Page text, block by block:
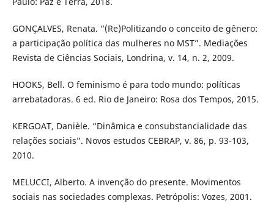
GONÇALVES, Renata. “(Re)Politizando o conceito de gênero:
a participação política das mulheres no MST”. Mediações
Revista de Ciências Sociais, Londrina, v. 14, n. 2, 2009.
HOOKS, Bell. O feminismo é para todo mundo: políticas
arrebatadoras. 6 ed. Rio de Janeiro: Rosa dos Tempos, 2015.
KERGOAT, Danièle. “Dinâmica e consubstancialidade das
relações sociais”. Novos estudos CEBRAP, v. 86, p. 93-103,
2010.
MELUCCI, Alberto. A invenção do presente. Movimentos
sociais nas sociedades complexas. Petrópolis: Vozes, 2001.